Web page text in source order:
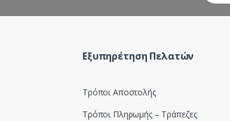
Εξυπηρέτηση Πελατών
Τρόποι Αποστολής
Τρόποι Πληρωμής – Τράπεζες